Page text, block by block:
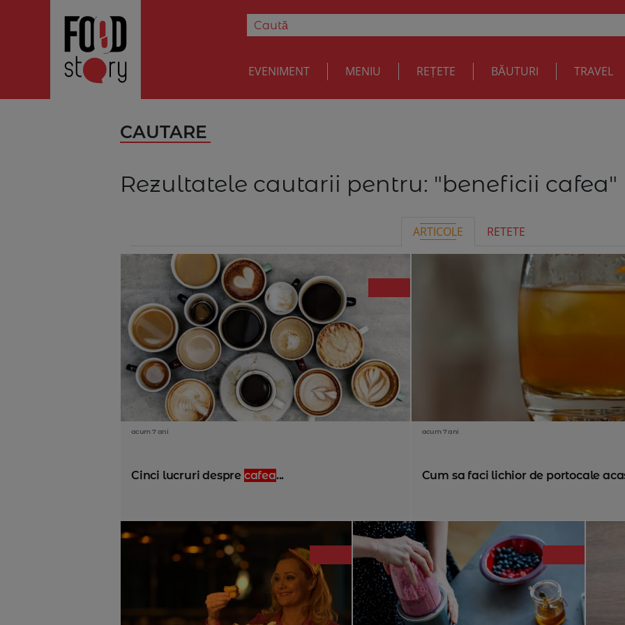
EVENIMENT MENIU REȚETE BĂUTURI TRAVEL
CAUTARE
Rezultatele cautarii pentru: "beneficii cafea"
ARTICOLE RETETE
acum 7 ani
Cinci lucruri despre cafea...
acum 7 ani
Cum sa faci lichior de portocale